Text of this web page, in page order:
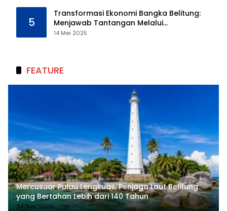
5
Transformasi Ekonomi Bangka Belitung:
Menjawab Tantangan Melalui
Pengelolaan Sumber Daya Alam yang
14 Mei 2025
FEATURE
Mercusuar Pulau Lengkuas, Penjaga Laut Belitung
yang Bertahan Lebih dari 140 Tahun
24 Juni 2026